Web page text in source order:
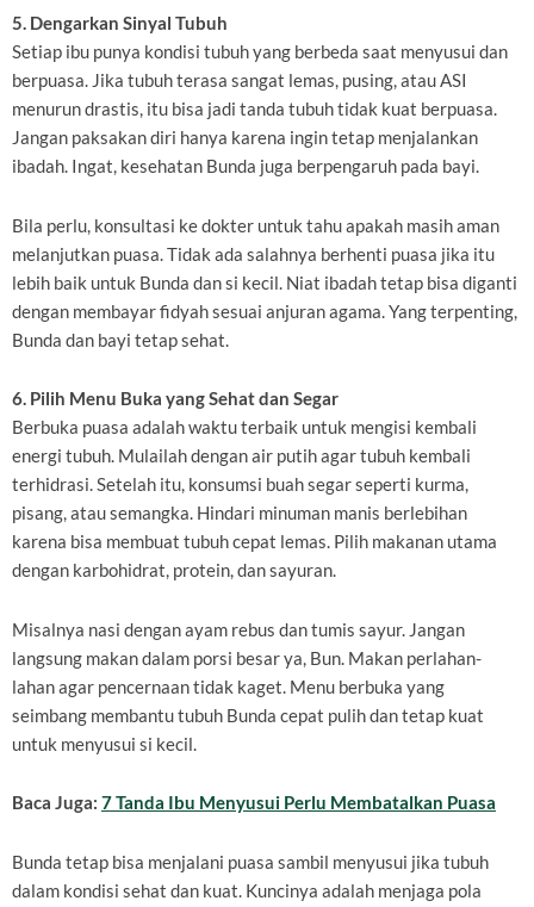
5. Dengarkan Sinyal Tubuh
Setiap ibu punya kondisi tubuh yang berbeda saat menyusui dan
berpuasa. Jika tubuh terasa sangat lemas, pusing, atau ASI
menurun drastis, itu bisa jadi tanda tubuh tidak kuat berpuasa.
Jangan paksakan diri hanya karena ingin tetap menjalankan
ibadah. Ingat, kesehatan Bunda juga berpengaruh pada bayi.
Bila perlu, konsultasi ke dokter untuk tahu apakah masih aman
melanjutkan puasa. Tidak ada salahnya berhenti puasa jika itu
lebih baik untuk Bunda dan si kecil. Niat ibadah tetap bisa diganti
dengan membayar fidyah sesuai anjuran agama. Yang terpenting,
Bunda dan bayi tetap sehat.
6. Pilih Menu Buka yang Sehat dan Segar
Berbuka puasa adalah waktu terbaik untuk mengisi kembali
energi tubuh. Mulailah dengan air putih agar tubuh kembali
terhidrasi. Setelah itu, konsumsi buah segar seperti kurma,
pisang, atau semangka. Hindari minuman manis berlebihan
karena bisa membuat tubuh cepat lemas. Pilih makanan utama
dengan karbohidrat, protein, dan sayuran.
Misalnya nasi dengan ayam rebus dan tumis sayur. Jangan
langsung makan dalam porsi besar ya, Bun. Makan perlahan-
lahan agar pencernaan tidak kaget. Menu berbuka yang
seimbang membantu tubuh Bunda cepat pulih dan tetap kuat
untuk menyusui si kecil.
Baca Juga: 7 Tanda Ibu Menyusui Perlu Membatalkan Puasa
Bunda tetap bisa menjalani puasa sambil menyusui jika tubuh
dalam kondisi sehat dan kuat. Kuncinya adalah menjaga pola